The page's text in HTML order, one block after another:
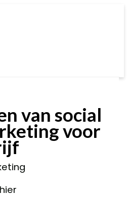
van social
voor